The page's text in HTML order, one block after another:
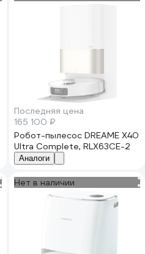
Последняя цена
165 100 ₽
Робот-пылесос DREAME X40
Ultra Complete, RLX63CE-2
Аналоги
Нет в наличии